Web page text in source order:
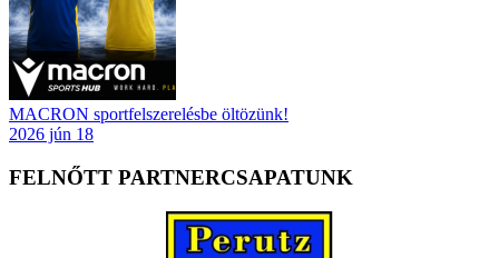
MACRON sportfelszerelésbe öltözünk!
2026 jún 18
FELNŐTT PARTNERCSAPATUNK